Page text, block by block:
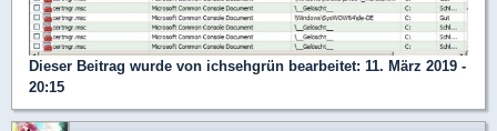
Dieser Beitrag wurde von ichsehgrün bearbeitet: 11. März 2019 -
20:15